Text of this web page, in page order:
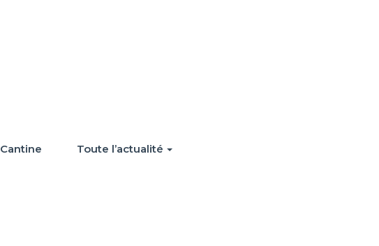
Cantine Toute l’actualité